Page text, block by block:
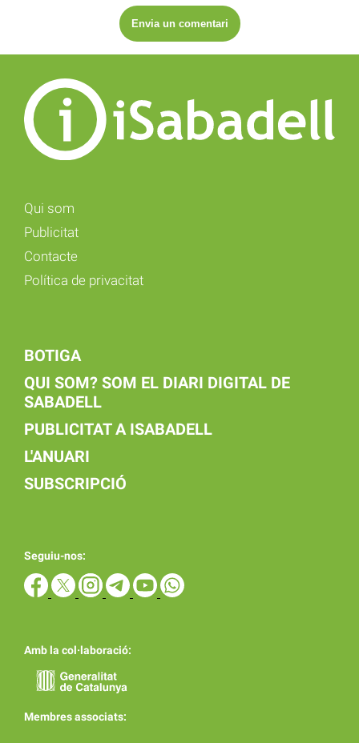
Qui som
Publicitat
Contacte
Política de privacitat
BOTIGA
QUI SOM? SOM EL DIARI DIGITAL DE
SABADELL
PUBLICITAT A ISABADELL
L'ANUARI
SUBSCRIPCIÓ
Seguiu-nos:
Amb la col·laboració:
Membres associats: